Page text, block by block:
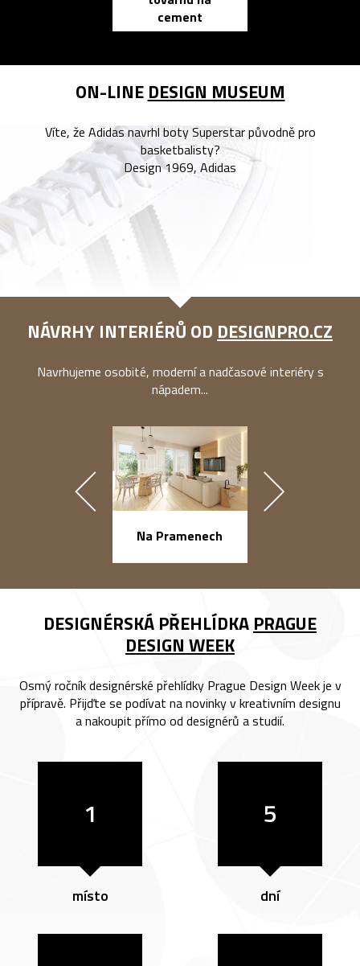
cement
ON-LINE DESIGN MUSEUM
Víte, že Adidas navrhl boty Superstar původně pro
basketbalisty?
Design 1969, Adidas
NÁVRHY INTERIÉRŮ OD DESIGNPRO.CZ
Navrhujeme osobité, moderní a nadčasové interiéry s
nápadem...
Na Pramenech
DESIGNÉRSKÁ PŘEHLÍDKA PRAGUE
DESIGN WEEK
Osmý ročník designérské přehlídky Prague Design Week je v
přípravě. Přijďte se podívat na novinky v kreativním designu
a nakoupit přímo od designérů a studií.
1
místo
5
dní